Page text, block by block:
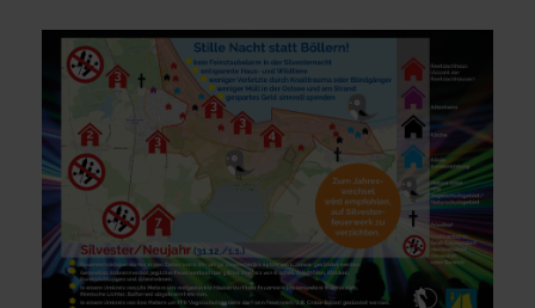
Seepferdchen Shop
Veranstaltungen
Touren und Erlebnisse
Familienurlaub
Urlaub mit Hund